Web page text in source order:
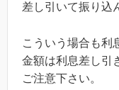
差し引いて振り込
こういう場合も利
金額は利息差し引
ご注意下さい。